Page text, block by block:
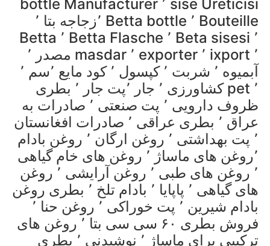
bottle Manufacturer ٬ sise Ureticisi
٬زجاجه بتا ٬ Betta bottle ٬ Bouteille
Betta ٬ Betta Flasche ٬ Beta sisesi ٬
مصدر ٬ masdar ٬ exporter ٬ ixport ٬
آبمیوه ٬ شربت ٬ کپسول ٬ کود مایع ٬سم ٬
کشاورزی ٬ جار ٬پت جار ٬ بطری pet ٬
ظروف دارویی ٬ پت صنعتی ٬ صادرات به
عراق ٬ بطری عراقی ٬ صادرات افغانستان
٬ پت بهداشتی ٬ روغن ارگان ٬ روغن بادام
٬روغن های ماساژ ٬ روغن های خام گیاهی
٬ روغن های طبی ٬ روغن آرایشی ٬ روغن
های گیاهی ٬ پاپایا ٬ بادام تلخ ٬ بطری روغن
بادام شیرین ٬ پت خوراکی ٬ روغن حنا ٬
فروش بطری ۶۰ سی سی بتا ٬ روغن های
ترکیبی برای ماساژ ٬ نوشیدنی ٬ بطری